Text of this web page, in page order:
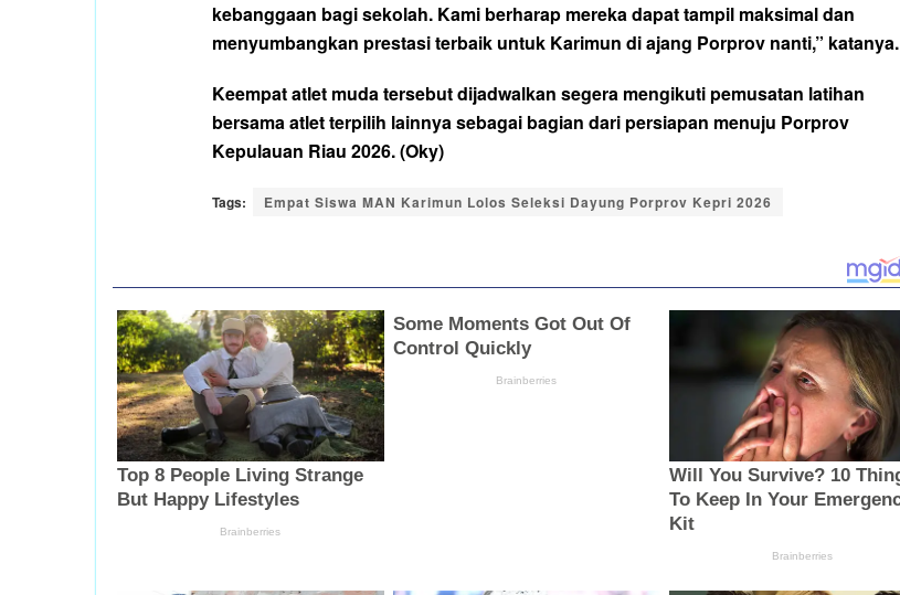
kebanggaan bagi sekolah. Kami berharap mereka dapat tampil maksimal dan
menyumbangkan prestasi terbaik untuk Karimun di ajang Porprov nanti,” katanya.
Keempat atlet muda tersebut dijadwalkan segera mengikuti pemusatan latihan
bersama atlet terpilih lainnya sebagai bagian dari persiapan menuju Porprov
Kepulauan Riau 2026. (Oky)
Tags: Empat Siswa MAN Karimun Lolos Seleksi Dayung Porprov Kepri 2026